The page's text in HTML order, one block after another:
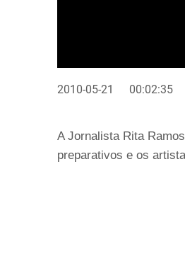
2010-05-21 00:02:35
A Jornalista Rita
preparativos e os